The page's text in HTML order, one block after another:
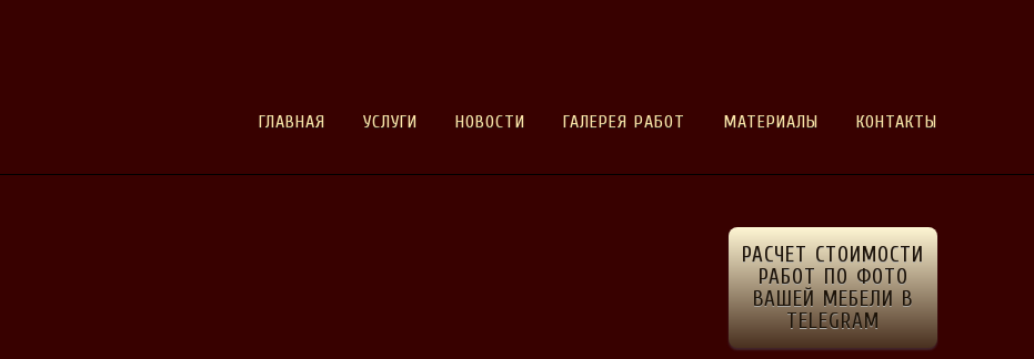
ГЛАВНАЯ УСЛУГИ НОВОСТИ ГАЛЕРЕЯ РАБОТ МАТЕРИАЛЫ КОНТАКТЫ
РАСЧЕТ СТОИМОСТИ
РАБОТ ПО ФОТО
ВАШЕЙ МЕБЕЛИ В
TELEGRAM